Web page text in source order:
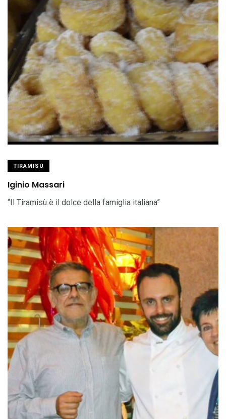
TIRAMISÙ
Iginio Massari
“Il Tiramisù è il dolce della famiglia italiana”